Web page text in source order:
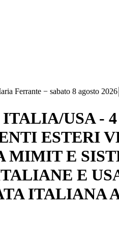
Ferrante − sabato 8 agosto 2026
USA -
ESTERI
MIMIT E
E
ITALIANA